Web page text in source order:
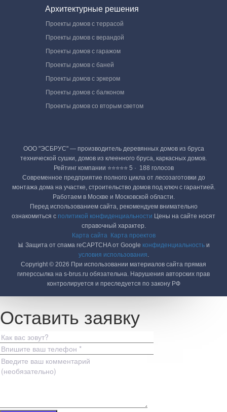
Архитектурные решения
Проекты домов с террасой
Проекты домов с верандой
Проекты домов с гаражом
Проекты домов с баней
Проекты домов с эркером
Проекты домов с балконом
Проекты домов со вторым светом
ООО "ЭСБРУС" — производитель деревянных домов из бруса
технической сушки, домов из клеенного бруса, каркасных домов.
Рейтинг компании ⭐⭐⭐⭐⭐ 5 · ‎ 188 голосов
Современное предприятие полного цикла от лесозаготовки до
монтажа дома на участке, строительство домов под ключ с гарантией.
Работаем в Москве и Московской области.
Перед использованием сайта, рекомендуем внимательно
ознакомиться с политикой конфиденциальности Цены на сайте носят
справочный характер.
Карта сайта
Карта проектов
📊 Защита от спама reCAPTCHA от Google конфиденциальностьи
условия использования.
Copyright © 2026 При использовании материалов сайта прямая
гиперссылка на s-brus.ru обязательна. Нарушения авторских прав
контролируется и преследуется по закону РФ
Оставить заявку